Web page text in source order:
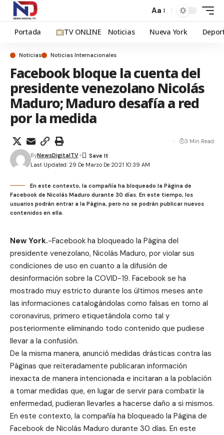
Aa
Portada TV ONLINE Noticias Nueva York
Noticias Noticias Internacionales
Facebook bloque la cuenta del
presidente venezolano Nicolás
Maduro; Maduro desafía a red
por la medida
Last Updated: 29 De Marzo De 2021 10:39 AM
ByNewsDigitalTV
3 Min Read
En este contexto, la compañía ha bloqueado la Página de
Facebook de Nicolás Maduro durante 30 días. En este tiempo, los
usuarios podrán entrar a la Página, pero no se podrán publicar nuevos
contenidos en ella.
New York.-Facebook ha bloqueado la Página del
presidente venezolano, Nicolás Maduro, por violar sus
condiciones de uso en cuanto a la difusión de
desinformación sobre la COVID-19. Facebook se ha
mostrado muy estricto durante los últimos meses ante
las informaciones catalogándolas como falsas en torno al
coronavirus, primero etiquetándola como tal y
posteriormente eliminando todo contenido que pudiese
llevar a la confusión.
De la misma manera, anunció medidas drásticas contra las
Páginas que reiteradamente publicaran información
inexacta de manera intencionada e incitaran a la población
a tomar medidas que, en lugar de servir para combatir la
enfermedad, pudieran llevarles a hacerse daño a si mismos.
En este contexto, la compañía ha bloqueado la Página de
Facebook de Nicolás Maduro durante 30 días. En este